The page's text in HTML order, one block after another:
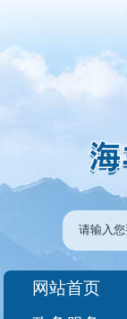
网站首页